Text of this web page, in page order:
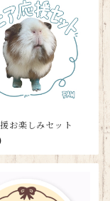
お楽しみセット